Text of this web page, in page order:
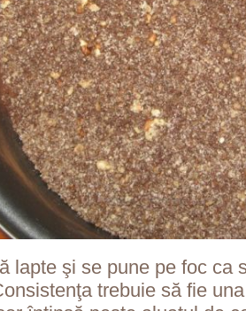
lapte şi se pune pe foc ca
trebuie să fie